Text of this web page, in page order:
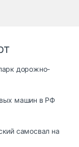
дорожно-
машин в РФ
самосвал на